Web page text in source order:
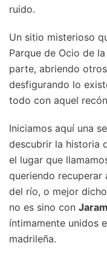
ruido.
Un sitio misterioso
Parque de Ocio de
parte, abriendo
desfigurando lo
todo con aquel
Iniciamos aquí una
descubrir la historia
el lugar que
queriendo recuperar
del río, o mejor
no es sino con
íntimamente unidos
madrileña.